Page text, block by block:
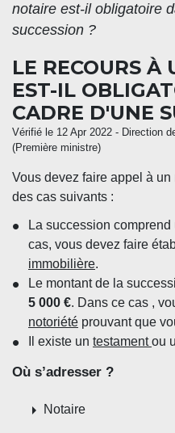
notaire est-il obligatoire
succession ?
LE RECOURS À
EST-IL
CADRE D'UNE
Vérifié le 12 Apr 2022 - Direction
(Première ministre)
Vous devez faire appel à
des cas suivants :
La succession comprend
cas, vous devez faire
immobilière.
Le montant de la
5 000 €. Dans ce cas ,
notoriété prouvant que
Il existe un testamentou
Où s’adresser ?
arrow_right Notaire